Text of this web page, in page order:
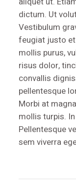
dictum. Ut
Vestibulum
feugiat justo
mollis purus,
risus dolor,
convallis
pellentesque
Morbi at
mollis turpis.
Pellentesque
sem viverra